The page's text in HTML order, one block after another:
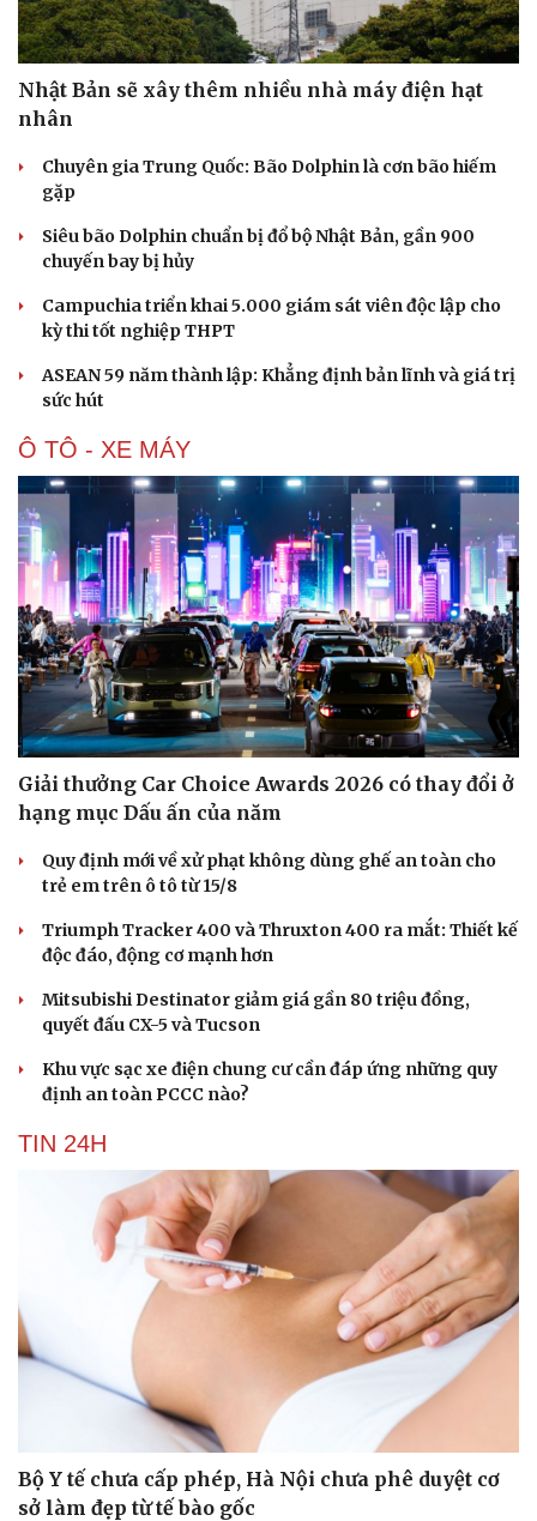
Du lịch
Săn Tour
check-in
Câu chuyện thời sự
Đọc truyện đêm khuya
Kể chuyện cho bé
Hạt giống tâm hồn
Nhật Bản sẽ xây thêm nhiều nhà máy điện hạt
nhân
Chuyên gia Trung Quốc: Bão Dolphin là cơn bão hiếm
gặp
Siêu bão Dolphin chuẩn bị đổ bộ Nhật Bản, gần 900
chuyến bay bị hủy
Campuchia triển khai 5.000 giám sát viên độc lập cho
kỳ thi tốt nghiệp THPT
ASEAN 59 năm thành lập: Khẳng định bản lĩnh và giá trị
sức hút
Ô TÔ - XE MÁY
Giải thưởng Car Choice Awards 2026 có thay đổi ở
hạng mục Dấu ấn của năm
Quy định mới về xử phạt không dùng ghế an toàn cho
trẻ em trên ô tô từ 15/8
Triumph Tracker 400 và Thruxton 400 ra mắt: Thiết kế
độc đáo, động cơ mạnh hơn
Mitsubishi Destinator giảm giá gần 80 triệu đồng,
quyết đấu CX-5 và Tucson
Khu vực sạc xe điện chung cư cần đáp ứng những quy
định an toàn PCCC nào?
TIN 24H
Bộ Y tế chưa cấp phép, Hà Nội chưa phê duyệt cơ
sở làm đẹp từ tế bào gốc